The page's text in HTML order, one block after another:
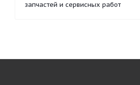
запчастей и сервисных работ